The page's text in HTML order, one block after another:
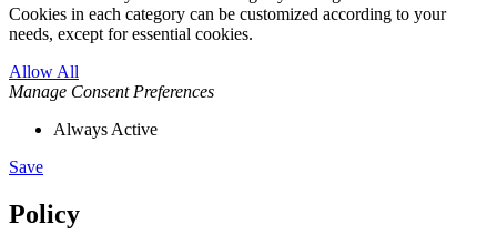
Cookies in each category can be customized according to your
needs, except for essential cookies.
Allow All
Manage Consent Preferences
Always Active
Save
Policy